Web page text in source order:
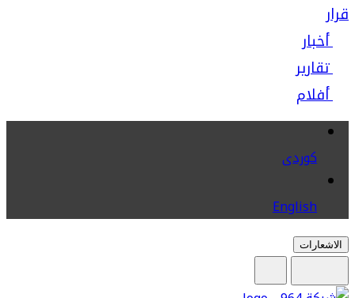
قرار
أخبار
تقارير
أفلام
كوردى
English
الاشعارات